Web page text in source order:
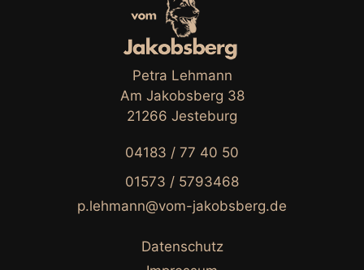
Petra Lehmann
Am Jakobsberg 38
21266 Jesteburg
04183 / 77 40 50
01573 / 5793468
p.lehmann@vom-jakobsberg.de
Datenschutz